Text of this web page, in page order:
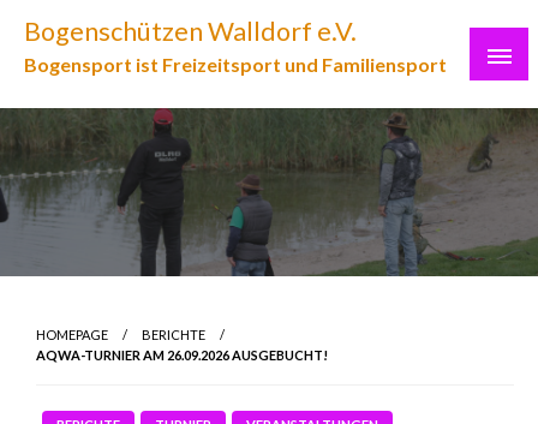
content
Bogenschützen Walldorf e.V.
Bogensport ist Freizeitsport und Familiensport
HOMEPAGE
BERICHTE
AQWA-TURNIER AM 26.09.2026 AUSGEBUCHT!